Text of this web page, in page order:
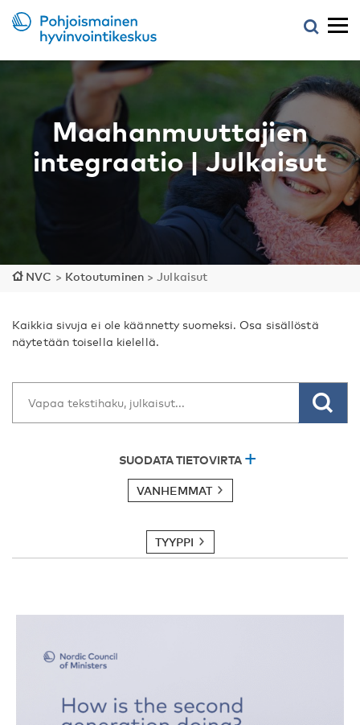
Maahanmuuttajien
integraatio | Julkaisut
NVC > Kotoutuminen>Julkaisut
Kaikkia sivuja ei ole käännetty suomeksi. Osa sisällöstä
näytetään toisella kielellä.
SUODATA TIETOVIRTA
VANHEMMAT
TYYPPI